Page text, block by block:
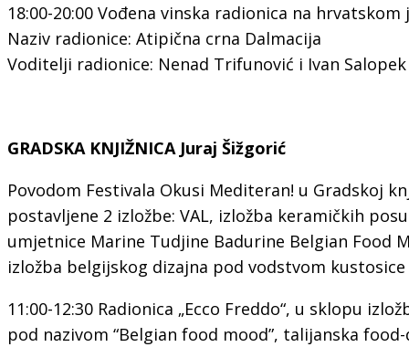
18:00-20:00 Vođena vinska radionica na hrvatskom
Naziv radionice: Atipična crna Dalmacija
Voditelji radionice: Nenad Trifunović i Ivan
GRADSKA KNJIŽNICA Juraj Šižgorić
Povodom Festivala Okusi Mediteran! u Gradskoj
postavljene 2 izložbe: VAL, izložba keramičkih
umjetnice Marine Tudjine Badurine Belgian Food
izložba belgijskog dizajna pod vodstvom
11:00-12:30 Radionica „Ecco Freddo“, u sklopu
pod nazivom “Belgian food mood”, talijanska